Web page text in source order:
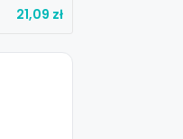
21,09 zł